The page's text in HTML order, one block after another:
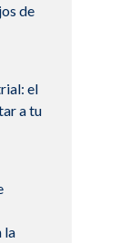
de
el
a tu
la